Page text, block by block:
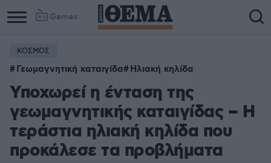
Games
ΚΟΣΜΟΣ
Γεωμαγνητική καταιγίδα Ηλιακή κηλίδα
Υποχωρεί η ένταση της
γεωμαγνητικής καταιγίδας – Η
τεράστια ηλιακή κηλίδα που
προκάλεσε τα προβλήματα